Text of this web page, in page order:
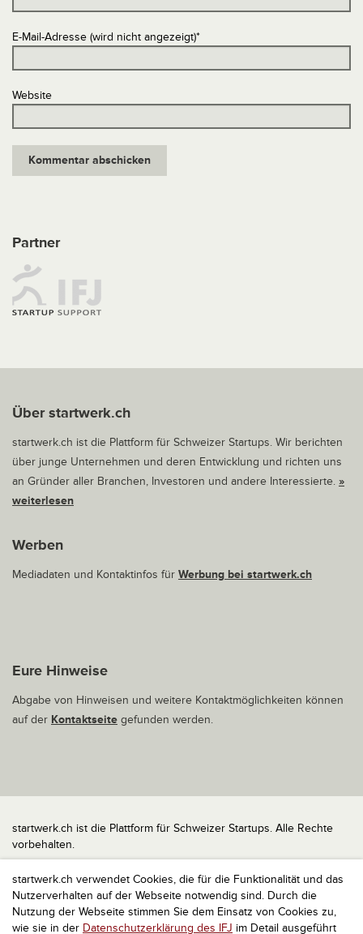
startwerk.ch verwendet Cookies, die für die Funktionalität und das
Nutzerverhalten auf der Webseite notwendig sind. Durch die
Nutzung der Webseite stimmen Sie dem Einsatz von Cookies zu,
wie sie in der Datenschutzerklärung des IFJ im Detail ausgeführt
E-Mail-Adresse (wird nicht angezeigt)*
Website
Partner
Über startwerk.ch
startwerk.ch ist die Plattform für Schweizer Startups. Wir berichten
über junge Unternehmen und deren Entwicklung und richten uns
an Gründer aller Branchen, Investoren und andere Interessierte. »
weiterlesen
Werben
Mediadaten und Kontaktinfos für Werbung bei startwerk.ch
Eure Hinweise
Abgabe von Hinweisen und weitere Kontaktmöglichkeiten können
auf der Kontaktseite gefunden werden.
startwerk.ch ist die Plattform für Schweizer Startups. Alle Rechte
vorbehalten.
Impressum
Kontakt
nach oben